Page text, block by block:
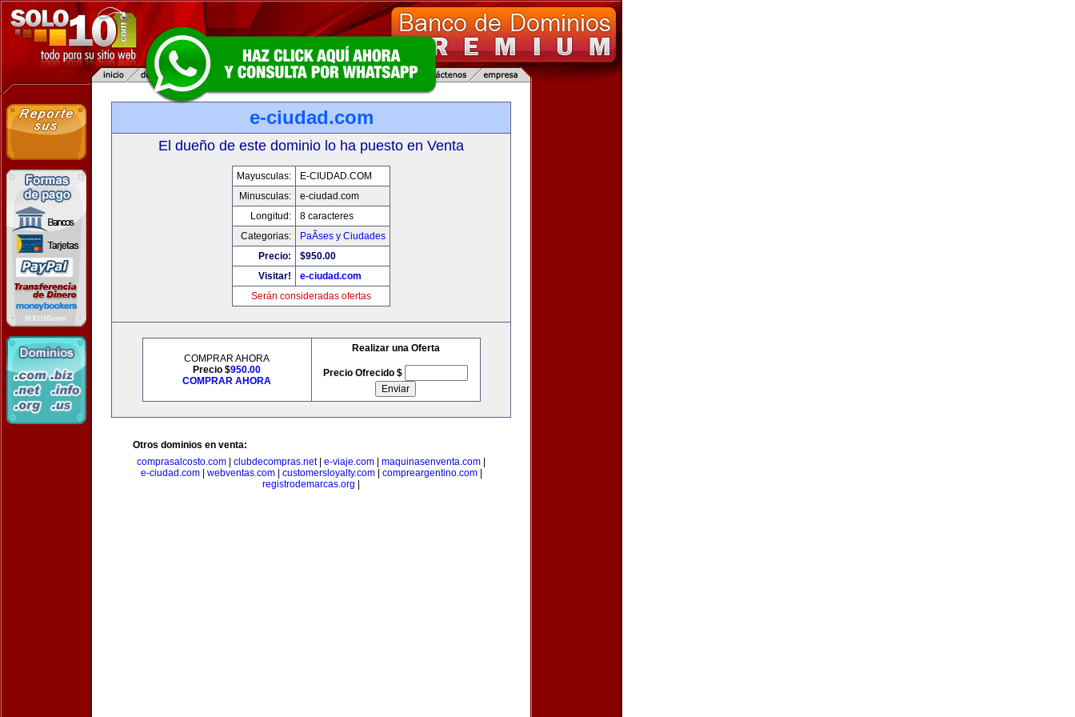
e-ciudad.com
El dueño de este dominio lo ha puesto en Venta
Mayusculas:
E-CIUDAD.COM
Minusculas:
e-ciudad.com
Longitud:
8 caracteres
Categorias:
PaÃ­ses y Ciudades
Precio:
$950.00
Visitar!
e-ciudad.com
Serán consideradas ofertas
COMPRAR AHORA
Precio $950.00
COMPRAR AHORA
Realizar una Oferta
Precio Ofrecido $
Otros dominios en venta:
comprasalcosto.com
clubdecompras.net| e-viaje.com maquinasenventa.com
e-ciudad.com| webventas.com| customersloyalty.com| compreargentino.com|
registrodemarcas.org